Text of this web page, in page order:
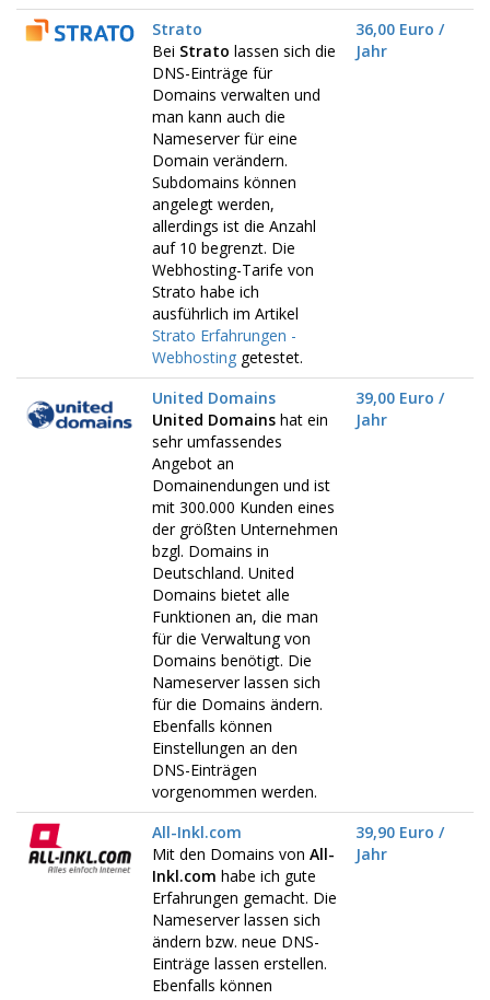
Strato
Bei Strato lassen sich die
DNS-Einträge für
Domains verwalten und
man kann auch die
Nameserver für eine
Domain verändern.
Subdomains können
angelegt werden,
allerdings ist die Anzahl
auf 10 begrenzt. Die
Webhosting-Tarife von
Strato habe ich
ausführlich im Artikel
Strato Erfahrungen -
Webhosting getestet.
36,00 Euro /
Jahr
United Domains
United Domains hat ein
sehr umfassendes
Angebot an
Domainendungen und ist
mit 300.000 Kunden eines
der größten Unternehmen
bzgl. Domains in
Deutschland. United
Domains bietet alle
Funktionen an, die man
für die Verwaltung von
Domains benötigt. Die
Nameserver lassen sich
für die Domains ändern.
Ebenfalls können
Einstellungen an den
DNS-Einträgen
vorgenommen werden.
39,00 Euro /
Jahr
All-Inkl.com
Mit den Domains von All-
Inkl.com habe ich gute
Erfahrungen gemacht. Die
Nameserver lassen sich
ändern bzw. neue DNS-
Einträge lassen erstellen.
Ebenfalls können
39,90 Euro /
Jahr